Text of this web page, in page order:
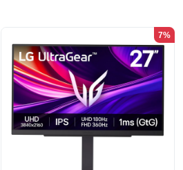
7%